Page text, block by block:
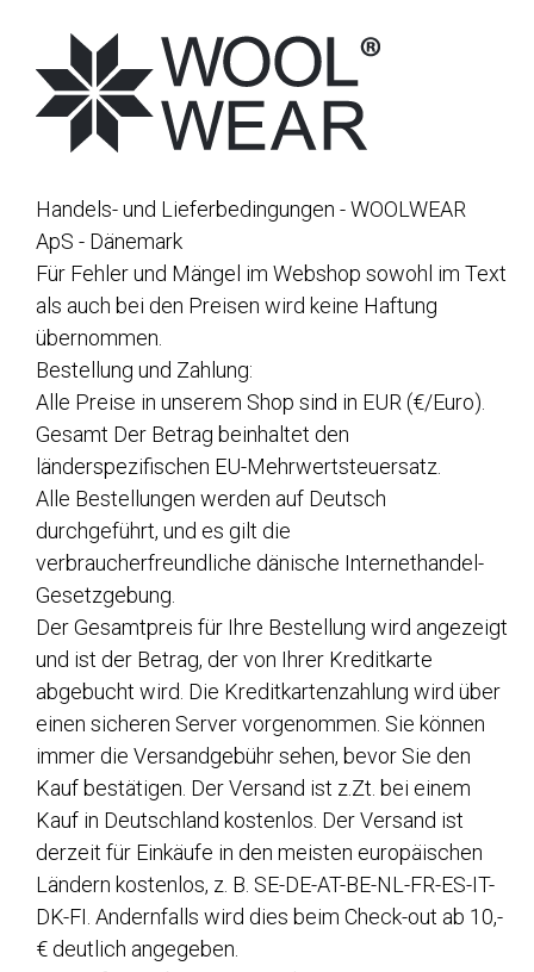
Handels- und Lieferbedingungen - WOOLWEAR
ApS - Dänemark
Für Fehler und Mängel im Webshop sowohl im Text
als auch bei den Preisen wird keine Haftung
übernommen.
Bestellung und Zahlung:
Alle Preise in unserem Shop sind in EUR (€/Euro).
Gesamt Der Betrag beinhaltet den
länderspezifischen EU-Mehrwertsteuersatz.
Alle Bestellungen werden auf Deutsch
durchgeführt, und es gilt die
verbraucherfreundliche dänische Internethandel-
Gesetzgebung.
Der Gesamtpreis für Ihre Bestellung wird angezeigt
und ist der Betrag, der von Ihrer Kreditkarte
abgebucht wird. Die Kreditkartenzahlung wird über
einen sicheren Server vorgenommen. Sie können
immer die Versandgebühr sehen, bevor Sie den
Kauf bestätigen. Der Versand ist z.Zt. bei einem
Kauf in Deutschland kostenlos. Der Versand ist
derzeit für Einkäufe in den meisten europäischen
Ländern kostenlos, z. B. SE-DE-AT-BE-NL-FR-ES-IT-
DK-FI. Andernfalls wird dies beim Check-out ab 10,-
€ deutlich angegeben.